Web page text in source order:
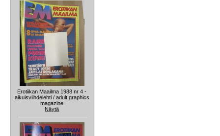
Erotiikan Maailma 1988 nr 4 -
aikuisviihdelehti / adult graphics
magazine
Näytä